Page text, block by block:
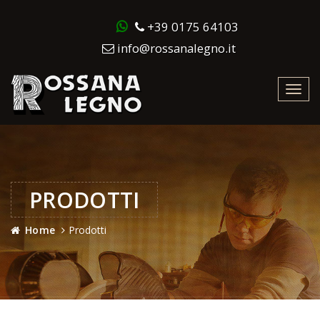
+39 0175 64103
info@rossanalegno.it
PRODOTTI
Home Prodotti